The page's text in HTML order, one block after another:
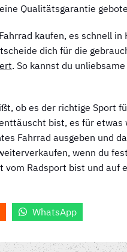
Qualitätsgarantie
kaufen, es schnell in
dich für die
. So kannst du
ob es der richtige Sport
bist, es für etwas
Fahrrad ausgeben und
wenn du
Radsport bist und auf
WhatsApp